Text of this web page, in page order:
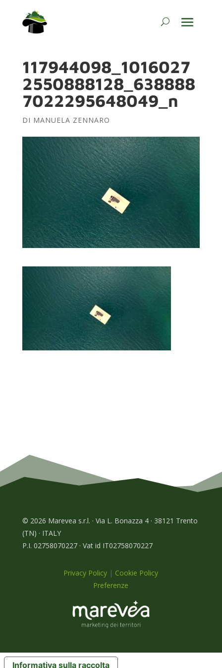
117944098_1016027
2550888128_638888
7022295648049_n
DI MANUELA ZENNARO
© 2026 Marevea s.r.l. · Via L. Bonazza 4 · 38121 Trento
(TN) · ITALY
P.I. 02758070227 · Vat id IT02758070227
Privacy Policy | Cookie Policy
Preferenze
Informativa sulla raccolta